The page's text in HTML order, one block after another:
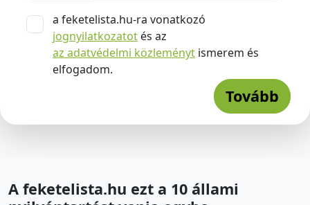
a feketelista.hu-ra vonatkozó
jognyilatkozatot és az
az adatvédelmi közleményt ismerem és
elfogadom.
Tovább
A feketelista.hu ezt a 10 állami